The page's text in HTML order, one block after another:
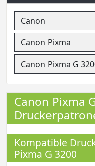
Canon Pixma
Kompatible
Pixma G 3200